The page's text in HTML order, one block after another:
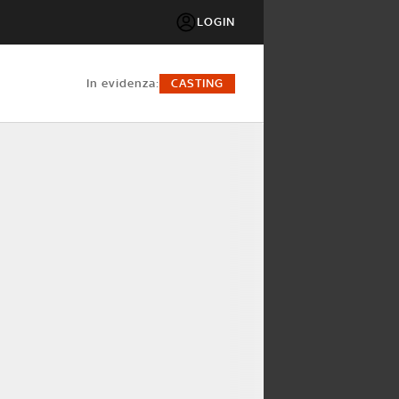
LOGIN
in evidenza: CASTING